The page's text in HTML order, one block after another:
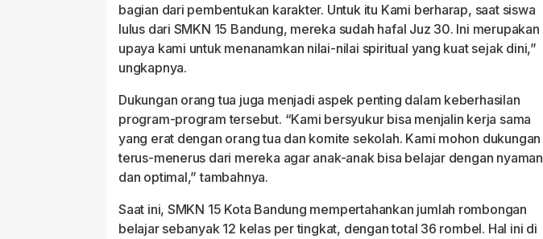
bagian dari pembentukan karakter. Untuk itu Kami berharap, saat siswa
lulus dari SMKN 15 Bandung, mereka sudah hafal Juz 30. Ini merupakan
upaya kami untuk menanamkan nilai-nilai spiritual yang kuat sejak dini,”
ungkapnya.
Dukungan orang tua juga menjadi aspek penting dalam keberhasilan
program-program tersebut. “Kami bersyukur bisa menjalin kerja sama
yang erat dengan orang tua dan komite sekolah. Kami mohon dukungan
terus-menerus dari mereka agar anak-anak bisa belajar dengan nyaman
dan optimal,” tambahnya.
Saat ini, SMKN 15 Kota Bandung mempertahankan jumlah rombongan
belajar sebanyak 12 kelas per tingkat, dengan total 36 rombel. Hal ini di